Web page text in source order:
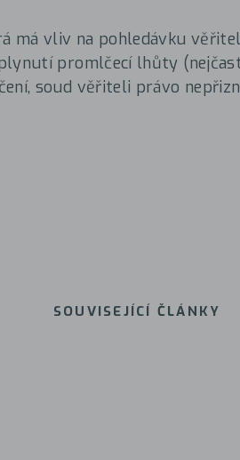
má vliv na pohledávku
promlčecí lhůty
soud věřiteli právo
SOUVISEJÍCÍ ČLÁNKY